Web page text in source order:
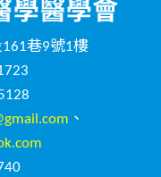
巷9號1樓
、